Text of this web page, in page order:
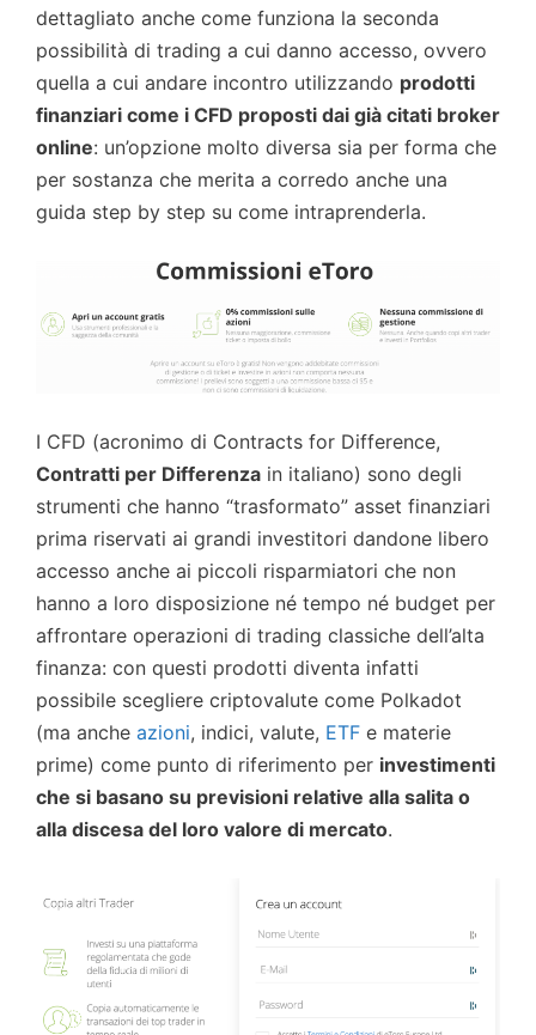
dettagliato anche come funziona la seconda
possibilità di trading a cui danno accesso, ovvero
quella a cui andare incontro utilizzando prodotti
finanziari come i CFD proposti dai già citati broker
online: un’opzione molto diversa sia per forma che
per sostanza che merita a corredo anche una
guida step by step su come intraprenderla.
I CFD (acronimo di Contracts for Difference,
Contratti per Differenza in italiano) sono degli
strumenti che hanno “trasformato” asset finanziari
prima riservati ai grandi investitori dandone libero
accesso anche ai piccoli risparmiatori che non
hanno a loro disposizione né tempo né budget per
affrontare operazioni di trading classiche dell’alta
finanza: con questi prodotti diventa infatti
possibile scegliere criptovalute come Polkadot
(ma anche azioni, indici, valute, ETF e materie
prime) come punto di riferimento per investimenti
che si basano su previsioni relative alla salita o
alla discesa del loro valore di mercato.